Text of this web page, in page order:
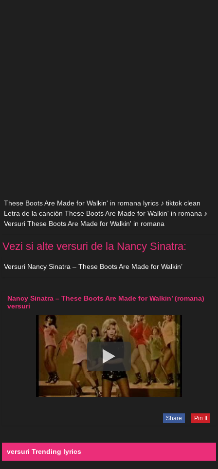
These Boots Are Made for Walkin' in romana lyrics ♪ tiktok clean
Letra de la canción These Boots Are Made for Walkin' in romana ♪
Versuri These Boots Are Made for Walkin' in romana
Vezi si alte versuri de la Nancy Sinatra:
Versuri Nancy Sinatra – These Boots Are Made for Walkin’
Nancy Sinatra – These Boots Are Made for Walkin’ (romana)
versuri
Share Pin It
versuri Trending lyrics